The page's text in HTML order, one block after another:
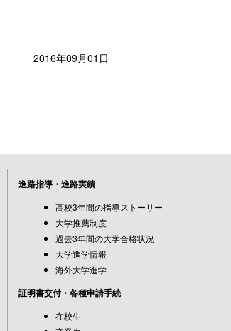
2016年09月01日
進路指導・進路実績
高校3年間の指導ストーリー
大学推薦制度
過去3年間の大学合格状況
大学進学情報
海外大学進学
証明書交付・各種申請手続
在校生